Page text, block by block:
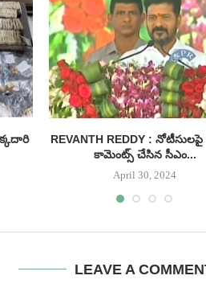
REVANTH REDDY : నోటీసులపై
కామెంట్స్ చేసిన సీఎం...
April 30, 2024
LEAVE A